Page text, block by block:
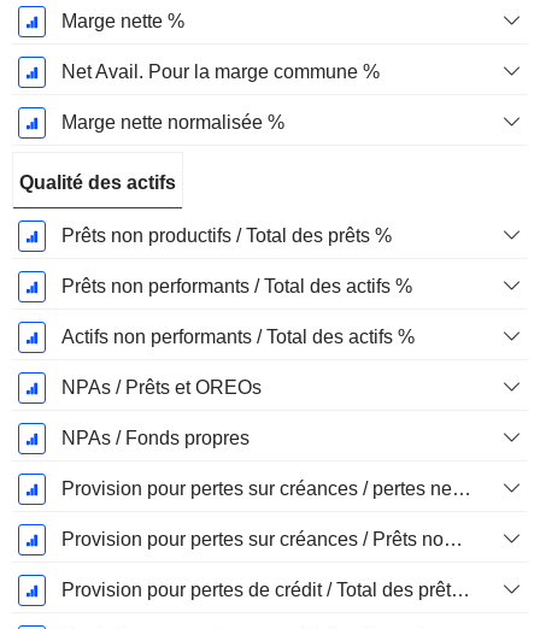
Marge nette %
Net Avail. Pour la marge commune %
Marge nette normalisée %
Qualité des actifs
Prêts non productifs / Total des prêts %
Prêts non performants / Total des actifs %
Actifs non performants / Total des actifs %
NPAs / Prêts et OREOs
NPAs / Fonds propres
Provision pour pertes sur créances / pertes nettes %
Provision pour pertes sur créances / Prêts non productifs %
Provision pour pertes de crédit / Total des prêts %